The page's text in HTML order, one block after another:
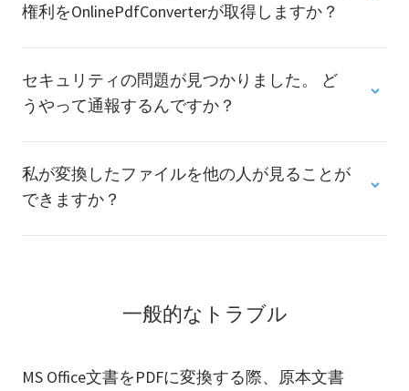
権利をOnlinePdfConverterが取得しますか？
セキュリティの問題が見つかりました。 ど
うやって通報するんですか？
私が変換したファイルを他の人が見ることが
できますか？
一般的なトラブル
MS Office文書をPDFに変換する際、原本文書